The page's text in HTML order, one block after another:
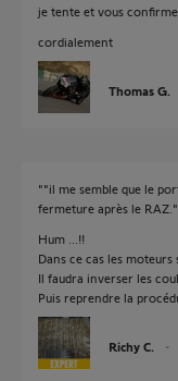
je tente et vous confirme
cordialement
Thomas G.
""il me semble que le
fermeture après le
Hum ...!!
Dans ce cas les
Il faudra inverser les
Puis reprendre la
Richy C.